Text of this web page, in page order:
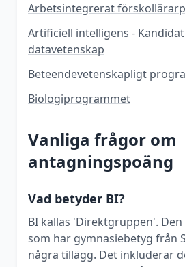
Arbetsintegrerat
Artificiell intelligens -
datavetenskap
Beteendevetenskapligt
Biologiprogrammet
Vanliga frågor om
antagningspoäng
Vad betyder BI?
BI kallas 'Direktgruppen'.
som har gymnasiebetyg från
några tillägg. Det inkluderar